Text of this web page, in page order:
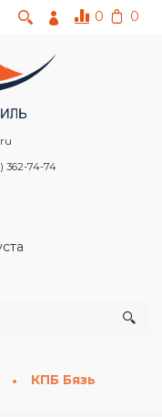
0 0
362-74-74
КПБ Бязь